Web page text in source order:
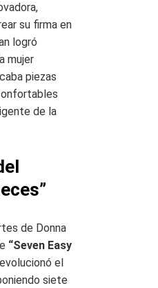
su firma en
logró
mujer
piezas
de la
de Donna
“Seven Easy
el
siete